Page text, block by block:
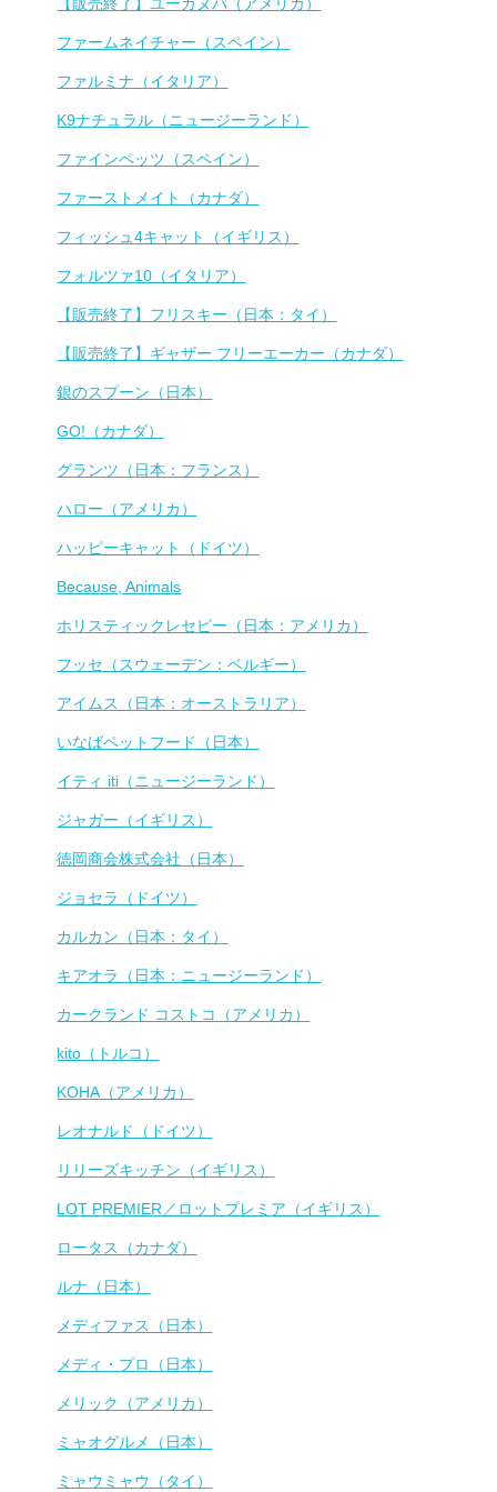
ファームネイチャー（スペイン）
ファルミナ（イタリア）
K9ナチュラル（ニュージーランド）
ファインペッツ（スペイン）
ファーストメイト（カナダ）
フィッシュ4キャット（イギリス）
フォルツァ10（イタリア）
【販売終了】フリスキー（日本：タイ）
【販売終了】ギャザー フリーエーカー（カナダ）
銀のスプーン（日本）
GO!（カナダ）
グランツ（日本：フランス）
ハロー（アメリカ）
ハッピーキャット（ドイツ）
Because, Animals
ホリスティックレセピー（日本：アメリカ）
フッセ（スウェーデン：ベルギー）
アイムス（日本：オーストラリア）
いなばペットフード（日本）
イティ iti（ニュージーランド）
ジャガー（イギリス）
徳岡商会株式会社（日本）
ジョセラ（ドイツ）
カルカン（日本：タイ）
キアオラ（日本：ニュージーランド）
カークランド コストコ（アメリカ）
kito（トルコ）
KOHA（アメリカ）
レオナルド（ドイツ）
リリーズキッチン（イギリス）
LOT PREMIER／ロットプレミア（イギリス）
ロータス（カナダ）
ルナ（日本）
メディファス（日本）
メディ・プロ（日本）
メリック（アメリカ）
ミャオグルメ（日本）
ミャウミャウ（タイ）